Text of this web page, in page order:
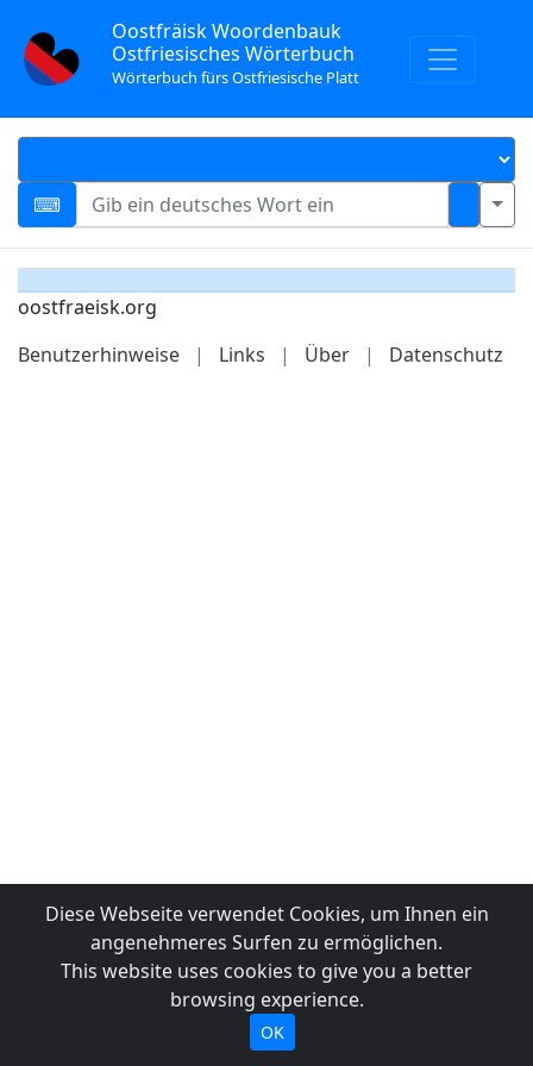
Oostfräisk Woordenbauk
Ostfriesisches Wörterbuch
Wörterbuch fürs Ostfriesische Platt
oostfraeisk.org
Benutzerhinweise
| Links | Über | Datenschutz
Diese Webseite verwendet Cookies, um Ihnen ein
angenehmeres Surfen zu ermöglichen.
This website uses cookies to give you a better
browsing experience.
OK